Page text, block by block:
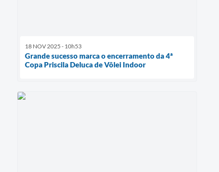
18 NOV 2025 - 10h53
Grande sucesso marca o encerramento da 4ª
Copa Priscila Deluca de Vôlei Indoor